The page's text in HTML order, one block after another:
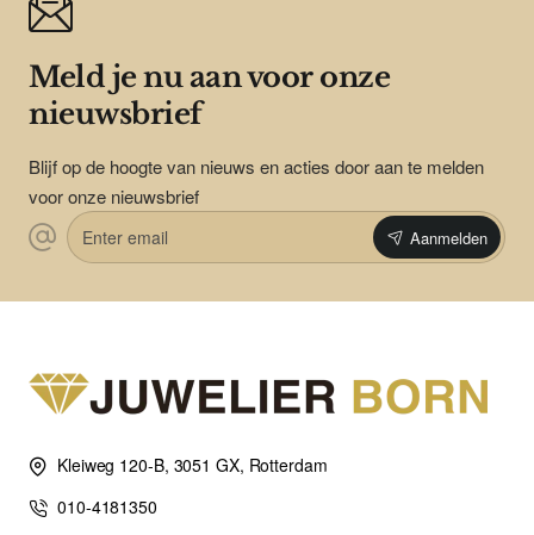
Meld je nu aan voor onze
nieuwsbrief
Blijf op de hoogte van nieuws en acties door aan te melden
voor onze nieuwsbrief
Enter
email
Aanmelden
Kleiweg 120-B, 3051 GX, Rotterdam
010-4181350